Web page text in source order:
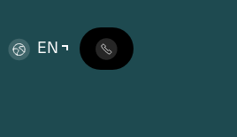
EN